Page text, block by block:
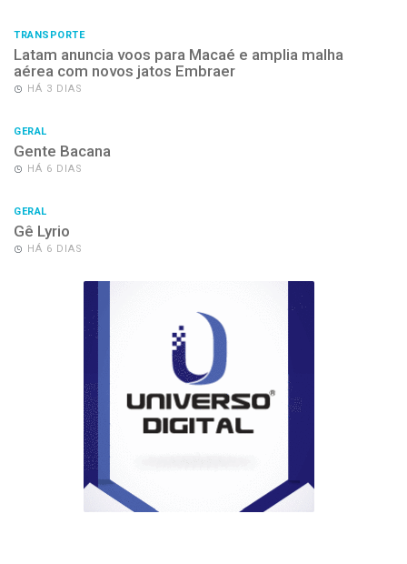
TRANSPORTE
Latam anuncia voos para Macaé e amplia malha
aérea com novos jatos Embraer
HÁ 3 DIAS
GERAL
Gente Bacana
HÁ 6 DIAS
GERAL
Gê Lyrio
HÁ 6 DIAS